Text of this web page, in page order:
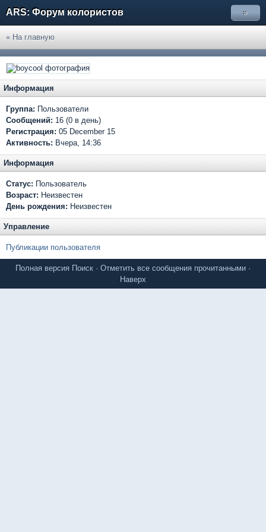
ARS: Форум колористов »
« На главную
Информация
Группа: Пользователи
Сообщений: 16 (0 в день)
Регистрация: 05 December 15
Активность: Вчера, 14:36
Информация
Статус: Пользователь
Возраст: Неизвестен
День рождения: Неизвестен
Управление
Публикации пользователя
Полная версия Поиск · Отметить все сообщения прочитанными ·
Наверх